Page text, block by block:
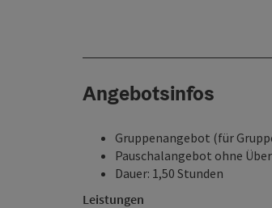
Angebotsinfos
Gruppenangebot (für
Pauschalangebot ohne
Dauer: 1,50 Stunden
Leistungen